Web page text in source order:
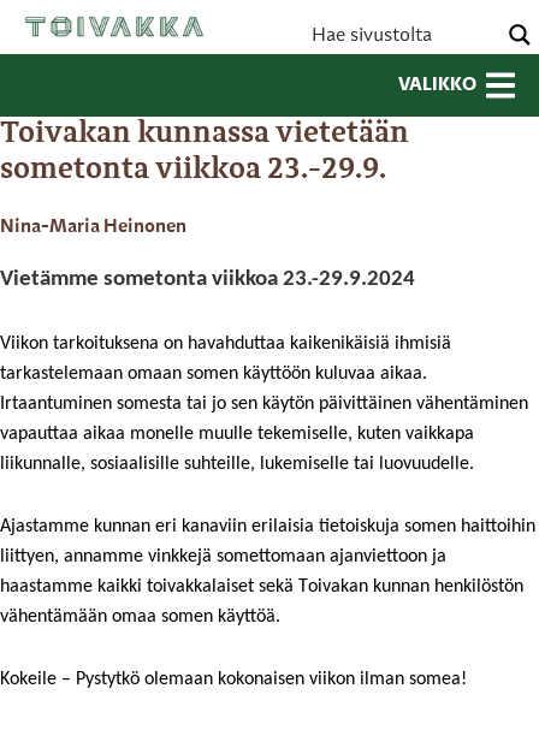
VALIKKO
Toivakan kunnassa vietetään
sometonta viikkoa 23.-29.9.
Nina-Maria Heinonen
Vietämme sometonta viikkoa 23.-29.9.2024
Viikon tarkoituksena on havahduttaa kaikenikäisiä ihmisiä
tarkastelemaan omaan somen käyttöön kuluvaa aikaa.
Irtaantuminen somesta tai jo sen käytön päivittäinen vähentäminen
vapauttaa aikaa monelle muulle tekemiselle, kuten vaikkapa
liikunnalle, sosiaalisille suhteille, lukemiselle tai luovuudelle.
Ajastamme kunnan eri kanaviin erilaisia tietoiskuja somen haittoihin
liittyen, annamme vinkkejä somettomaan ajanviettoon ja
haastamme kaikki toivakkalaiset sekä Toivakan kunnan henkilöstön
vähentämään omaa somen käyttöä.
Kokeile – Pystytkö olemaan kokonaisen viikon ilman somea!